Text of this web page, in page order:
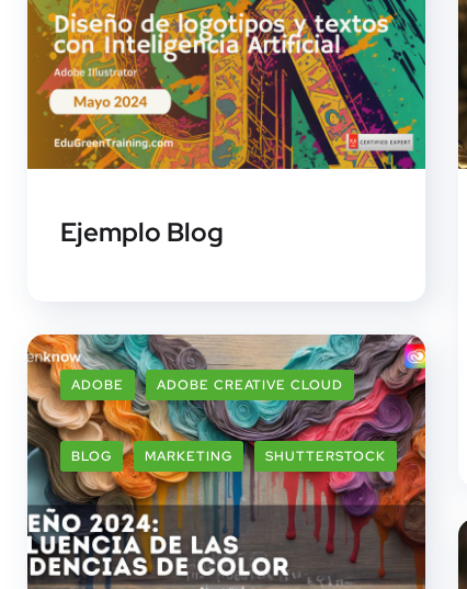
Ejemplo Blog
ADOBE ADOBE CREATIVE CLOUD
BLOG MARKETING SHUTTERSTOCK